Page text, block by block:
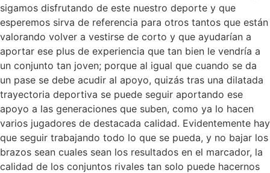
sigamos disfrutando de este nuestro deporte y que
esperemos sirva de referencia para otros tantos que están
valorando volver a vestirse de corto y que ayudarían a
aportar ese plus de experiencia que tan bien le vendría a
un conjunto tan joven; porque al igual que cuando se da
un pase se debe acudir al apoyo, quizás tras una dilatada
trayectoria deportiva se puede seguir aportando ese
apoyo a las generaciones que suben, como ya lo hacen
varios jugadores de destacada calidad. Evidentemente hay
que seguir trabajando todo lo que se pueda, y no bajar los
brazos sean cuales sean los resultados en el marcador, la
calidad de los conjuntos rivales tan solo puede hacernos